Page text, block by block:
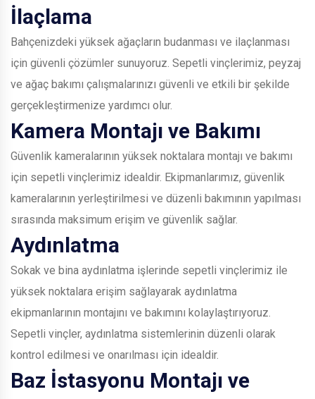
İlaçlama
Bahçenizdeki yüksek ağaçların budanması ve ilaçlanması
için güvenli çözümler sunuyoruz. Sepetli vinçlerimiz, peyzaj
ve ağaç bakımı çalışmalarınızı güvenli ve etkili bir şekilde
gerçekleştirmenize yardımcı olur.
Kamera Montajı ve Bakımı
Güvenlik kameralarının yüksek noktalara montajı ve bakımı
için sepetli vinçlerimiz idealdir. Ekipmanlarımız, güvenlik
kameralarının yerleştirilmesi ve düzenli bakımının yapılması
sırasında maksimum erişim ve güvenlik sağlar.
Aydınlatma
Sokak ve bina aydınlatma işlerinde sepetli vinçlerimiz ile
yüksek noktalara erişim sağlayarak aydınlatma
ekipmanlarının montajını ve bakımını kolaylaştırıyoruz.
Sepetli vinçler, aydınlatma sistemlerinin düzenli olarak
kontrol edilmesi ve onarılması için idealdir.
Baz İstasyonu Montajı ve